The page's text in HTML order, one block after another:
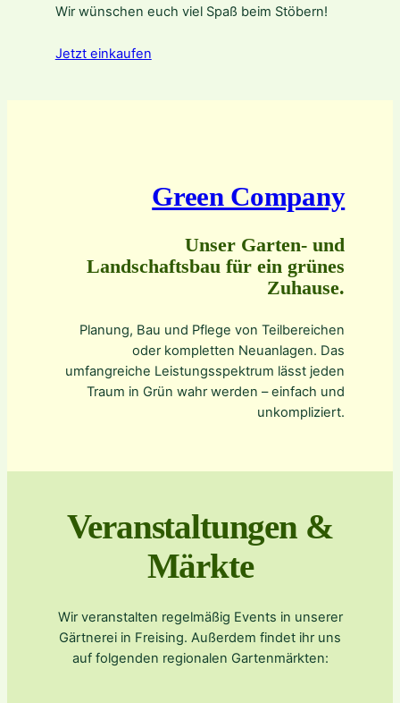
Wir wünschen euch viel Spaß beim Stöbern!
Jetzt einkaufen
Green Company
Unser Garten- und
Landschaftsbau für ein grünes
Zuhause.
Planung, Bau und Pflege von Teilbereichen
oder kompletten Neuanlagen. Das
umfangreiche Leistungsspektrum lässt jeden
Traum in Grün wahr werden – einfach und
unkompliziert.
Veranstaltungen &
Märkte
Wir veranstalten regelmäßig Events in unserer
Gärtnerei in Freising. Außerdem findet ihr uns
auf folgenden regionalen Gartenmärkten: